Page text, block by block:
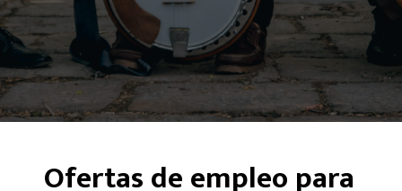
Ofertas de empleo para